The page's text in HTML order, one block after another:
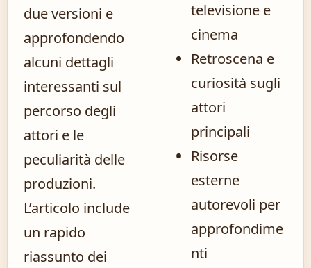
due versioni e
approfondendo
alcuni dettagli
interessanti sul
percorso degli
attori e le
peculiarità delle
produzioni.
L’articolo include
un rapido
riassunto dei
televisione e
cinema
Retroscena e
curiosità sugli
attori
principali
Risorse
esterne
autorevoli per
approfondime
nti